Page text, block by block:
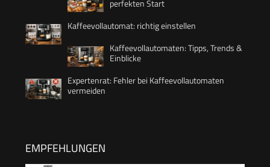
perfekten Start
Kaffeevollautomat: richtig einstellen
Kaffeevollautomaten: Tipps, Trends &
Einblicke
Expertenrat: Fehler bei Kaffeevollautomaten
vermeiden
EMPFEHLUNGEN